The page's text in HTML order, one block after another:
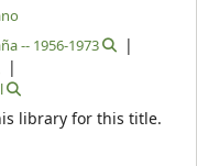
-- 1956-1973
library for this title.